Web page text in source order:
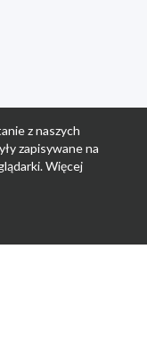
z naszych
zapisywane na
Więcej